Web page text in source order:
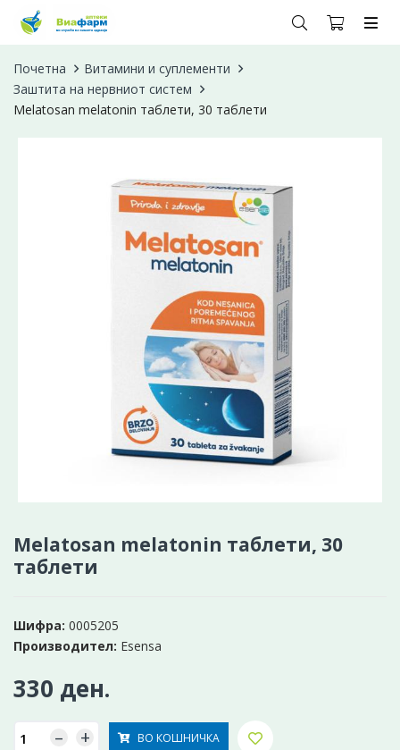
Почетна
Витамини и суплементи
Заштита на нервниот систем
Melatosan melatonin таблети, 30 таблети
Melatosan melatonin таблети, 30
таблети
Шифра: 0005205
Производител: Esensa
330 ден.
– + ВО КОШНИЧКА